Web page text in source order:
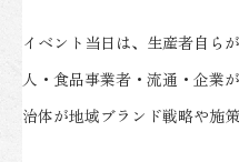
イベント当日は、生産者自ら
人・食品事業者・流通・企業
治体が地域ブランド戦略や施